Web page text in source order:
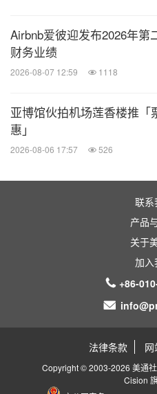
Airbnb爱彼迎发布2026年第
财务业绩
2026-08-07 12:59 1118
亚博馆伙拍机场莲香楼推「
惠」
2026-08-06 17:57 526
联系
产品
关于
加入
+86-
法律条款 网
Copyright © 2003-2026 美通
Cision